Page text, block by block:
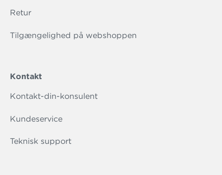
Retur
Tilgængelighed på webshoppen
Kontakt
Kontakt-din-konsulent
Kundeservice
Teknisk support